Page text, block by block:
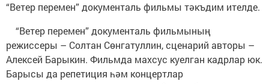
“Ветер перемен” документаль фильмы тәкъдим ителде.
“Ветер перемен” документаль фильмының
режиссеры – Солтан Сөнгатуллин, сценарий авторы –
Алексей Барыкин. Фильмда махсус куелган кадрлар юк.
Барысы да репетиция һәм концертлар